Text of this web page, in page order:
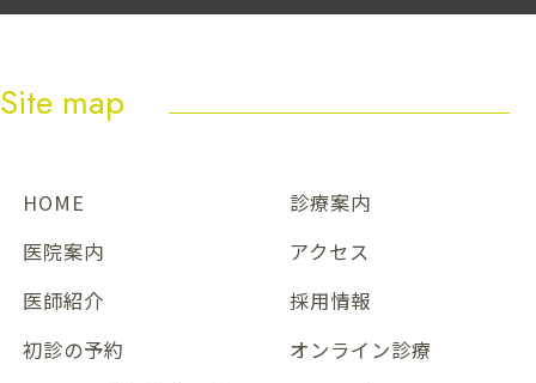
Site map
HOME
診療案内
医院案内
アクセス
医師紹介
採用情報
初診の予約
オンライン診療